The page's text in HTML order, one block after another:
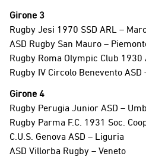
Girone 3
Rugby Jesi 1970 SSD ARL –
ASD Rugby San Mauro –
Rugby Roma Olympic Club 1930
Rugby IV Circolo Benevento ASD
Girone 4
Rugby Perugia Junior ASD –
Rugby Parma F.C. 1931 Soc.
C.U.S. Genova ASD – Liguria
ASD Villorba Rugby – Veneto